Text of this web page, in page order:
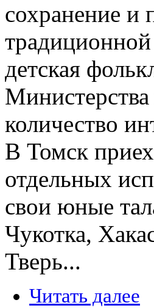
сохранение и
детская
количество
В Томск
отдельных
свои юные
Чукотка,
Тверь...
Читать далее